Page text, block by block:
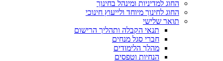
החוג למדיניות ומינהל בחינוך
החוג לחינוך מיוחד ולייעוץ חינוכי
תואר שלישי
תנאי הקבלה ותהליך הרישום
חברי סגל מנחים
מהלך הלימודים
הנחיות וטפסים